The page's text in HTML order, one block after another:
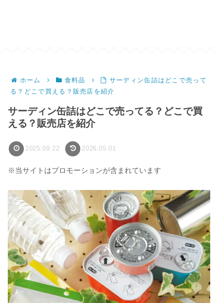
ホーム 食料品
サーディン缶詰はどこで売って
る？どこで買える？販売店を紹介
サーディン缶詰はどこで売ってる？どこで買
える？販売店を紹介
2025.09.22 2026.05.01
※当サイトはプロモーションが含まれています